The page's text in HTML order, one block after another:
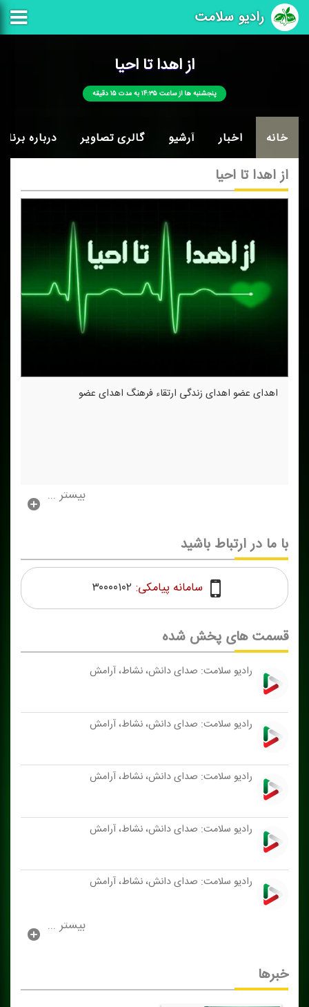
رادیو سلامت
از اهدا تا احیا
پنجشنبه ها از ساعت ۱۴:۳۵ به مدت ۱۵ دقیقه
خانه اخبار آرشیو گالری تصاویر درباره
از اهدا تا احیا
اهدای عضو اهدای زندگی ارتقاء فرهنگ اهدای عضو
بیشتر ...
قسمت های پخش شده
رادیو سلامت: صدای دانش، نشاط، آرامش
رادیو سلامت: صدای دانش، نشاط، آرامش
رادیو سلامت: صدای دانش، نشاط، آرامش
رادیو سلامت: صدای دانش، نشاط، آرامش
رادیو سلامت: صدای دانش، نشاط، آرامش
بیشتر ...
با ما در ارتباط باشید
سامانه پیامکی: ۳۰۰۰۰۱۰۲
خبرها